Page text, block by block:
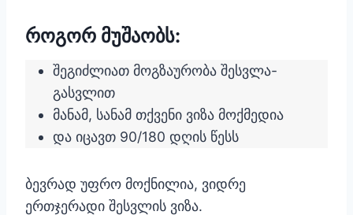
როგორ მუშაობს:
შეგიძლიათ მოგზაურობა შესვლა-
გასვლით
მანამ, სანამ თქვენი ვიზა მოქმედია
და იცავთ 90/180 დღის წესს
ბევრად უფრო მოქნილია, ვიდრე
ერთჯერადი შესვლის ვიზა.